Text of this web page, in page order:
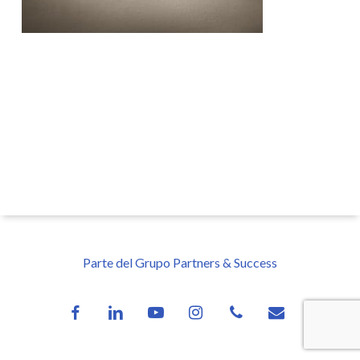
Parte del Grupo Partners & Success
facebooklinkedin youtube instagramphone email